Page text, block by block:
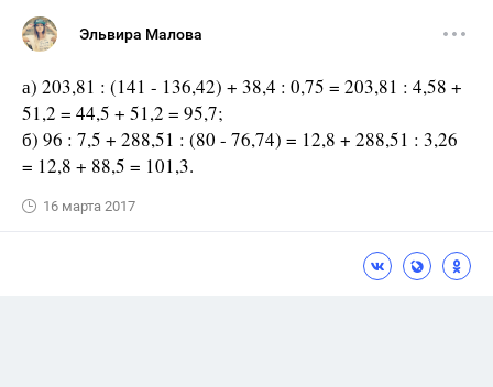
Эльвира Малова
а) 203,81 : (141 - 136,42) + 38,4 : 0,75 = 203,81 : 4,58 +
51,2 = 44,5 + 51,2 = 95,7;
б) 96 : 7,5 + 288,51 : (80 - 76,74) = 12,8 + 288,51 : 3,26
= 12,8 + 88,5 = 101,3.
16 марта 2017